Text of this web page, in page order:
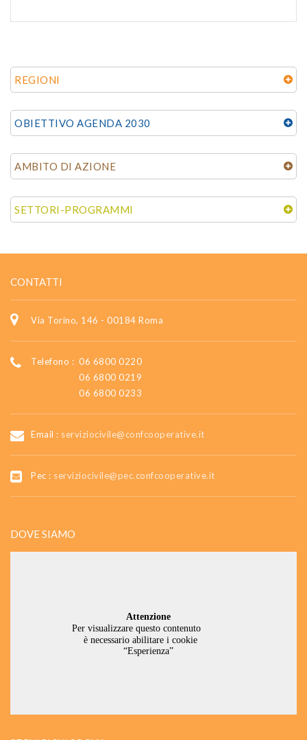
REGIONI
OBIETTIVO AGENDA 2030
AMBITO DI AZIONE
SETTORI-PROGRAMMI
CONTATTI
Via Torino, 146 - 00184 Roma
Telefono : 06 6800 0220
06 6800 0219
06 6800 0233
Email : serviziocivile@confcooperative.it
Pec : serviziocivile@pec.confcooperative.it
DOVE SIAMO